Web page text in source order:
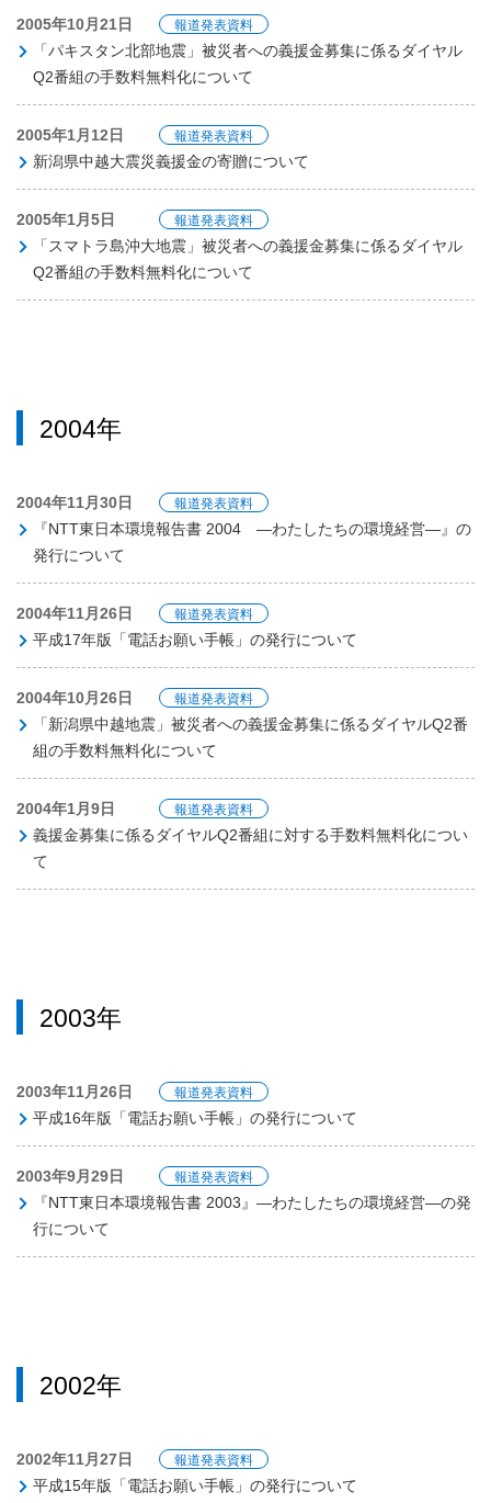
2005年10月21日 報道発表資料
「パキスタン北部地震」被災者への義援金募集に係るダイヤル
Q2番組の手数料無料化について
2005年1月12日 報道発表資料
新潟県中越大震災義援金の寄贈について
2005年1月5日 報道発表資料
「スマトラ島沖大地震」被災者への義援金募集に係るダイヤル
Q2番組の手数料無料化について
2004年
2004年11月30日 報道発表資料
『NTT東日本環境報告書 2004 ―わたしたちの環境経営―』の
発行について
2004年11月26日 報道発表資料
平成17年版「電話お願い手帳」の発行について
2004年10月26日 報道発表資料
「新潟県中越地震」被災者への義援金募集に係るダイヤルQ2番
組の手数料無料化について
2004年1月9日 報道発表資料
義援金募集に係るダイヤルQ2番組に対する手数料無料化につい
て
2003年
2003年11月26日 報道発表資料
平成16年版「電話お願い手帳」の発行について
2003年9月29日 報道発表資料
『NTT東日本環境報告書 2003』―わたしたちの環境経営―の発
行について
2002年
2002年11月27日 報道発表資料
平成15年版「電話お願い手帳」の発行について